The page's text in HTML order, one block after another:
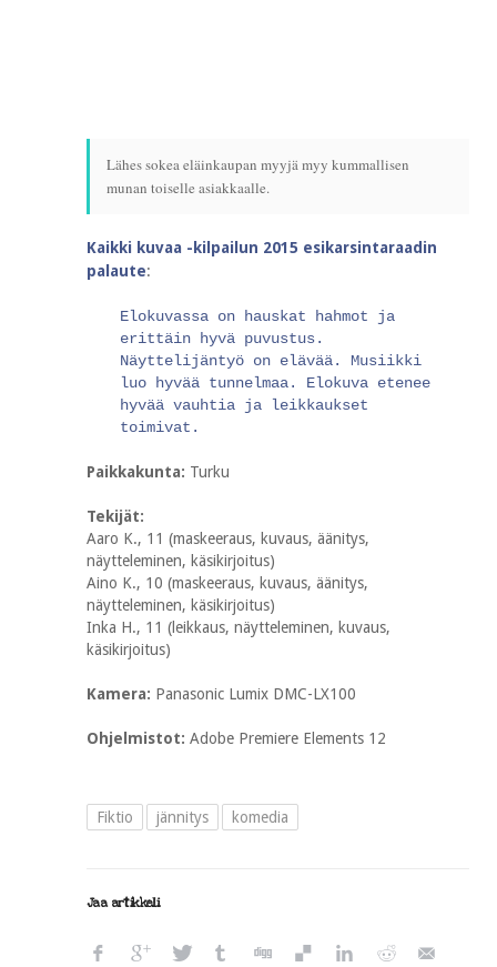
Lähes sokea eläinkaupan myyjä myy kummallisen
munan toiselle asiakkaalle.
Kaikki kuvaa -kilpailun 2015 esikarsintaraadin
palaute:
Elokuvassa on hauskat hahmot ja
erittäin hyvä puvustus.
Näyttelijäntyö on elävää. Musiikki
luo hyvää tunnelmaa. Elokuva etenee
hyvää vauhtia ja leikkaukset
toimivat.
Paikkakunta: Turku
Tekijät:
Aaro K., 11 (maskeeraus, kuvaus, äänitys,
näytteleminen, käsikirjoitus)
Aino K., 10 (maskeeraus, kuvaus, äänitys,
näytteleminen, käsikirjoitus)
Inka H., 11 (leikkaus, näytteleminen, kuvaus,
käsikirjoitus)
Kamera: Panasonic Lumix DMC-LX100
Ohjelmistot: Adobe Premiere Elements 12
Fiktio jännitys komedia
Jaa artikkeli